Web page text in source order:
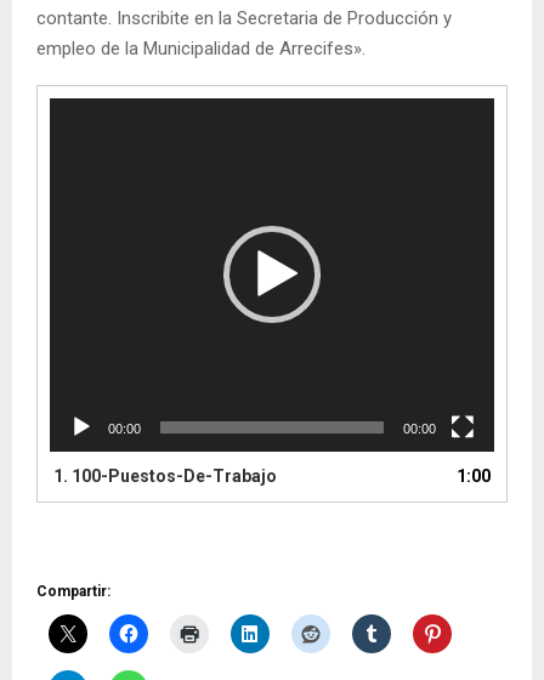
contante. Inscribite en la Secretaria de Producción y
empleo de la Municipalidad de Arrecifes».
00:00 00:00
1. 100-Puestos-De-Trabajo 1:00
Compartir: